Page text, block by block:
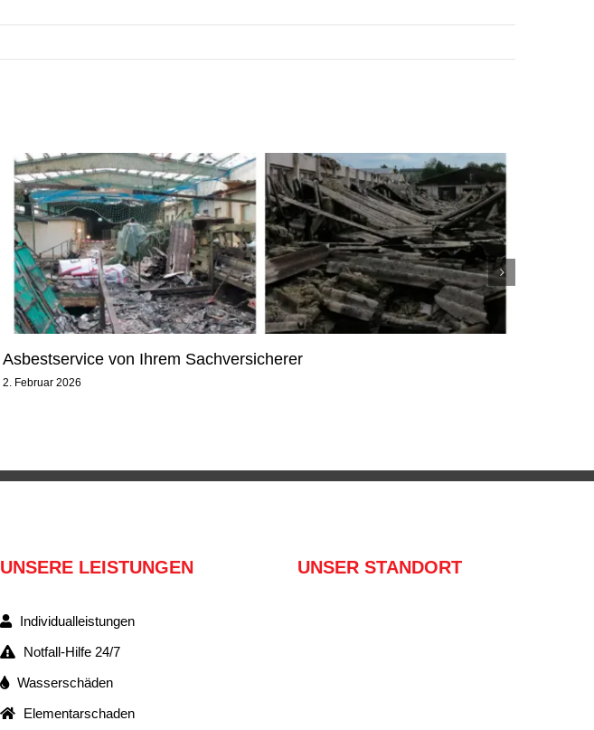
Asbestservice von Ihrem Sachversicherer
2. Februar 2026
UNSERE LEISTUNGEN
Individualleistungen
Notfall-Hilfe 24/7
Wasserschäden
Elementarschaden
UNSER STANDORT